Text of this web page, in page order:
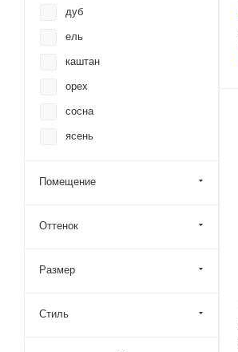
дуб
ель
каштан
орех
сосна
ясень
Помещение
Оттенок
Размер
Стиль